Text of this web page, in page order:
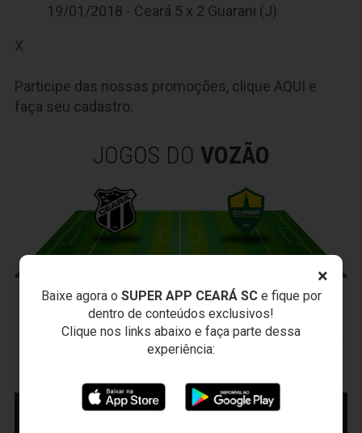
×
Baixe agora o SUPER APP CEARÁ SCe fique por
dentro de conteúdos exclusivos!
Clique nos links abaixo e faça parte dessa
experiência:
19/01/2018 - Ceará 5 x 2 Guarani (J)
X
Participe das nossas promoções, clique AQUI e
faça seu cadastro.
JOGOS DO VOZÃO
CEARÁ X CUIABÁ
Sábado, 15/08/2026 - 18:30
Presidente Vargas - Capital/CE
MAIS INFORMAÇÕES
COMPRE AQUI SEU